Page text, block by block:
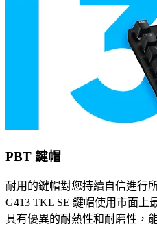
PBT 鍵帽
耐用的鍵帽對您持續自信進行
G413 TKL SE 鍵帽使用市面上
具有優異的耐熱性和耐磨性，